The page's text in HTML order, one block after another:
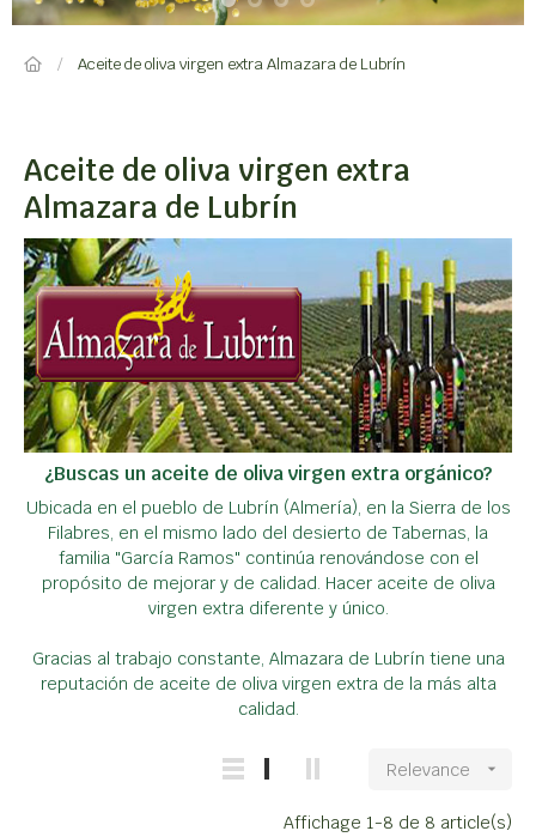
Aceite de oliva virgen extra Almazara de Lubrín
Aceite de oliva virgen extra
Almazara de Lubrín
¿Buscas un aceite de oliva virgen extra orgánico?
Ubicada en el pueblo de Lubrín (Almería), en la Sierra de los
Filabres, en el mismo lado del desierto de Tabernas, la
familia "García Ramos" continúa renovándose con el
propósito de mejorar y de calidad. Hacer aceite de oliva
virgen extra diferente y único.
Gracias al trabajo constante, Almazara de Lubrín tiene una
reputación de aceite de oliva virgen extra de la más alta
calidad.
Relevance 
Affichage 1-8 de 8 article(s)